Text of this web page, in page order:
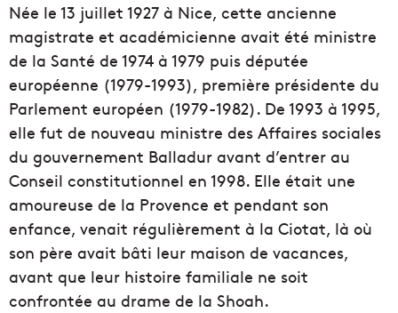
Née le 13 juillet 1927 à Nice, cette ancienne
magistrate et académicienne avait été ministre
de la Santé de 1974 à 1979 puis députée
européenne (1979-1993), première présidente du
Parlement européen (1979-1982). De 1993 à 1995,
elle fut de nouveau ministre des Affaires sociales
du gouvernement Balladur avant d’entrer au
Conseil constitutionnel en 1998. Elle était une
amoureuse de la Provence et pendant son
enfance, venait régulièrement à la Ciotat, là où
son père avait bâti leur maison de vacances,
avant que leur histoire familiale ne soit
confrontée au drame de la Shoah.